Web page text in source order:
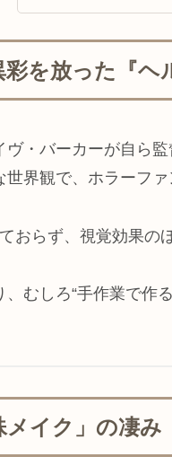
を放った『ヘ
・バーカーが自ら
界観で、ホラーフ
おらず、視覚効果の
、むしろ“手作業で
イク」の凄み